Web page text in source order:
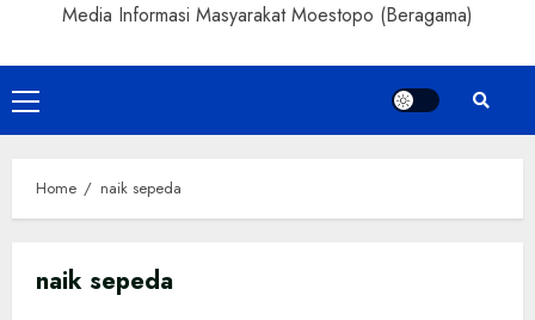
Media Informasi Masyarakat Moestopo (Beragama)
Primary
Menu
Home naik sepeda
naik sepeda